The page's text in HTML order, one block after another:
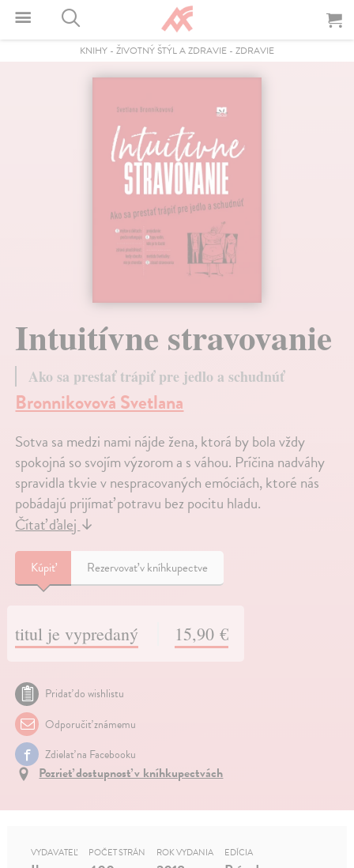
KNIHY - ŽIVOTNÝ ŠTÝL A ZDRAVIE - ZDRAVIE
Intuitívne stravovanie
Ako sa prestať trápiť pre jedlo a schudnúť
Bronnikovová Svetlana
Sotva sa medzi nami nájde žena, ktorá by bola vždy
spokojná so svojím výzorom a s váhou. Príčina nadváhy
spravidla tkvie v nespracovaných emóciách, ktoré nás
pobádajú prijímať potravu bez pocitu hladu.
Čítať ďalej↓
Kúpiť Rezervovať v kníhkupectve
titul je vypredaný 15,90 €
Pridať do wishlistu
Odporučiť známemu
Zdielať na Facebooku
Pozrieť dostupnosť v kníhkupectvách
VYDAVATEĽ POČET STRÁN ROK VYDANIA EDÍCIA